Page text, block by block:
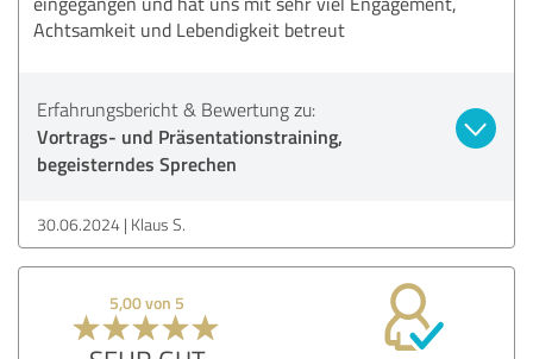
Achtsamkeit und Lebendigkeit betreut
Erfahrungsbericht & Bewertung zu:
Vortrags- und Präsentationstraining,
begeisterndes Sprechen
30.06.2024 Klaus S.
5,00 von 5